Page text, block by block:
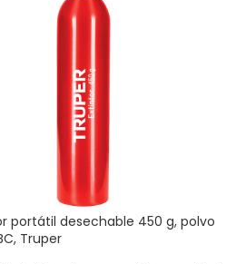
portátil desechable 450 g, polvo
Truper